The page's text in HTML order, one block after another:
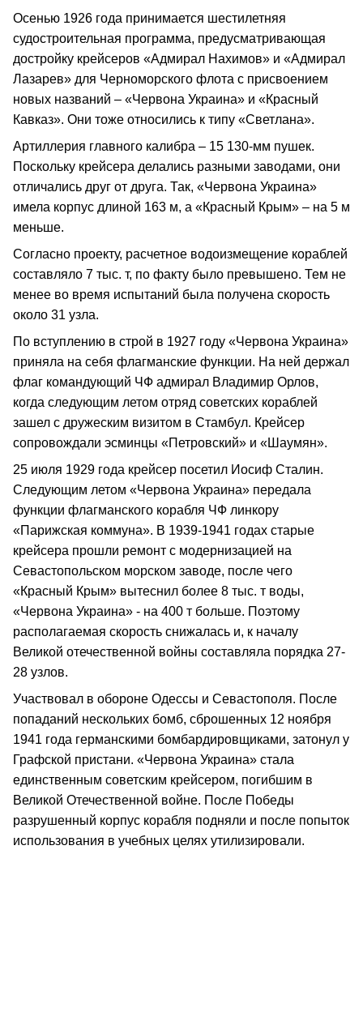
Осенью 1926 года принимается шестилетняя
судостроительная программа, предусматривающая
достройку крейсеров «Адмирал Нахимов» и «Адмирал
Лазарев» для Черноморского флота с присвоением
новых названий – «Червона Украина» и «Красный
Кавказ». Они тоже относились к типу «Светлана».
Артиллерия главного калибра – 15 130-мм пушек.
Поскольку крейсера делались разными заводами, они
отличались друг от друга. Так, «Червона Украина»
имела корпус длиной 163 м, а «Красный Крым» – на 5 м
меньше.
Согласно проекту, расчетное водоизмещение кораблей
составляло 7 тыс. т, по факту было превышено. Тем не
менее во время испытаний была получена скорость
около 31 узла.
По вступлению в строй в 1927 году «Червона Украина»
приняла на себя флагманские функции. На ней держал
флаг командующий ЧФ адмирал Владимир Орлов,
когда следующим летом отряд советских кораблей
зашел с дружеским визитом в Стамбул. Крейсер
сопровождали эсминцы «Петровский» и «Шаумян».
25 июля 1929 года крейсер посетил Иосиф Сталин.
Следующим летом «Червона Украина» передала
функции флагманского корабля ЧФ линкору
«Парижская коммуна». В 1939-1941 годах старые
крейсера прошли ремонт с модернизацией на
Севастопольском морском заводе, после чего
«Красный Крым» вытеснил более 8 тыс. т воды,
«Червона Украина» - на 400 т больше. Поэтому
располагаемая скорость снижалась и, к началу
Великой отечественной войны составляла порядка 27-
28 узлов.
Участвовал в обороне Одессы и Севастополя. После
попаданий нескольких бомб, сброшенных 12 ноября
1941 года германскими бомбардировщиками, затонул у
Графской пристани. «Червона Украина» стала
единственным советским крейсером, погибшим в
Великой Отечественной войне. После Победы
разрушенный корпус корабля подняли и после попыток
использования в учебных целях утилизировали.